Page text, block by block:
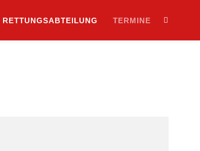
RETTUNGSABTEILUNG TERMINE